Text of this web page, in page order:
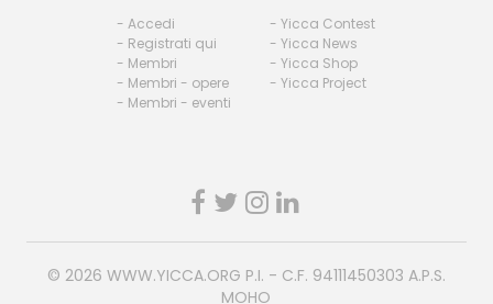
- Accedi
- Registrati qui
- Membri
- Membri - opere
- Membri - eventi
- Yicca Contest
- Yicca News
- Yicca Shop
- Yicca Project
© 2026 WWW.YICCA.ORG P.I. - C.F. 94111450303 A.P.S.
MOHO